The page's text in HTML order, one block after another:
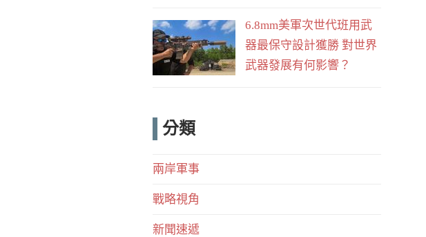
6.8mm美軍次世代班用武
器最保守設計獲勝 對世界
武器發展有何影響？
分類
兩岸軍事
戰略視角
新聞速遞